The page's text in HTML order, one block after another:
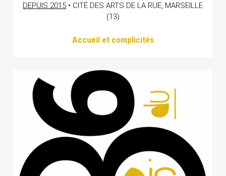
DEPUIS 2015 • CITÉ DES ARTS DE LA RUE, MARSEILLE
(13)
Accueil et complicités